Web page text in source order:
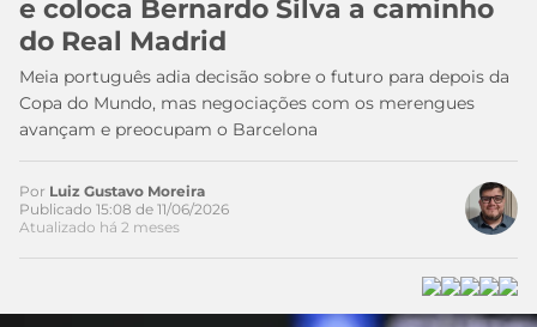
APOSTA
MELHORES
SITES
DE
APOSTAS
2026
COPA
DO
MUNDO
TIMES
MEU
TIME
CAMPEONATOS
e coloca Bernardo Silva a caminho
do Real Madrid
Meia português adia decisão sobre o futuro para depois da
Copa do Mundo, mas negociações com os merengues
avançam e preocupam o Barcelona
Por Luiz Gustavo Moreira
Publicado 15:08 de 11/06/2026
Atualizado há 2 meses